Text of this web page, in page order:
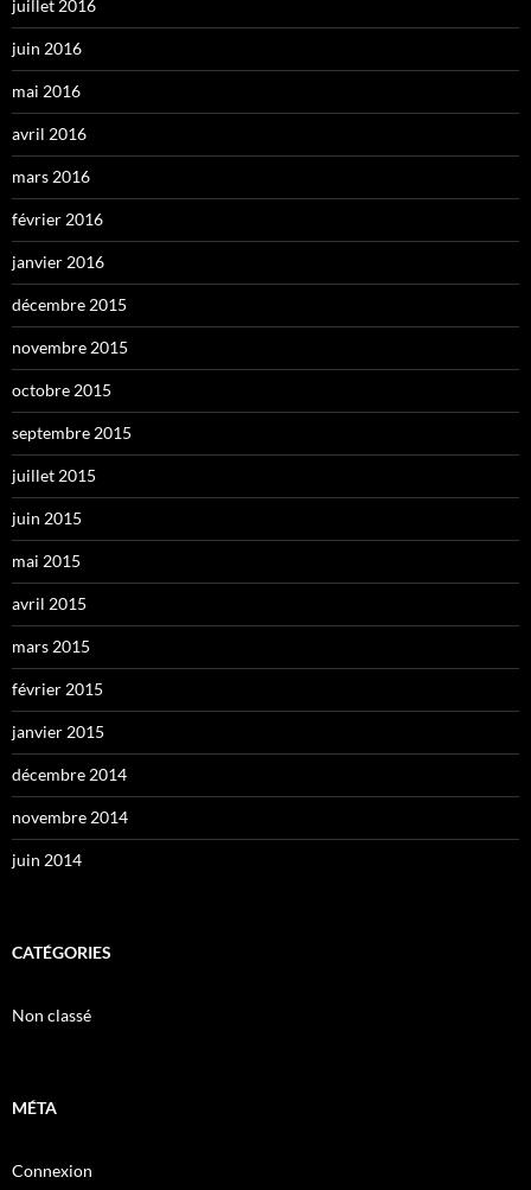
juillet 2016
juin 2016
mai 2016
avril 2016
mars 2016
février 2016
janvier 2016
décembre 2015
novembre 2015
octobre 2015
septembre 2015
juillet 2015
juin 2015
mai 2015
avril 2015
mars 2015
février 2015
janvier 2015
décembre 2014
novembre 2014
juin 2014
CATÉGORIES
Non classé
MÉTA
Connexion